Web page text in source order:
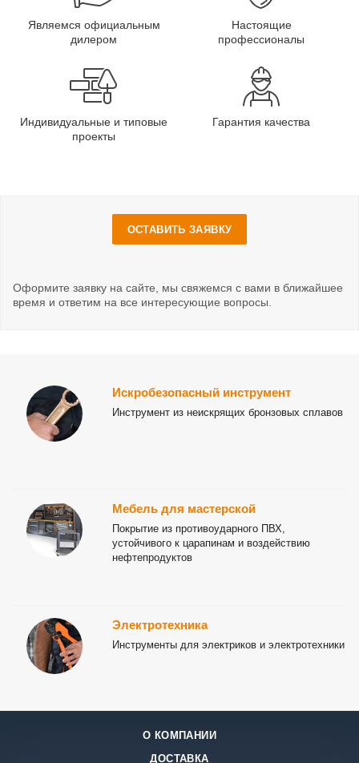
Являемся официальным
дилером
Настоящие
профессионалы
Индивидуальные и типовые
проекты
Гарантия качества
ОСТАВИТЬ ЗАЯВКУ
Оформите заявку на сайте, мы свяжемся с вами в ближайшее
время и ответим на все интересующие вопросы.
Искробезопасный инструмент
Инструмент из неискрящих бронзовых сплавов
Мебель для мастерской
Покрытие из противоударного ПВХ,
устойчивого к царапинам и воздействию
нефтепродуктов
Электротехника
Инструменты для электриков и электротехники
О КОМПАНИИ
ДОСТАВКА